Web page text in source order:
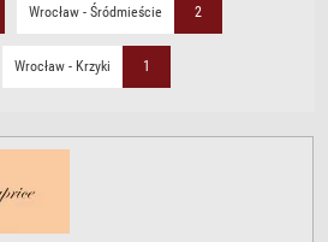
Wrocław - Śródmieście 2
Wrocław - Krzyki 1